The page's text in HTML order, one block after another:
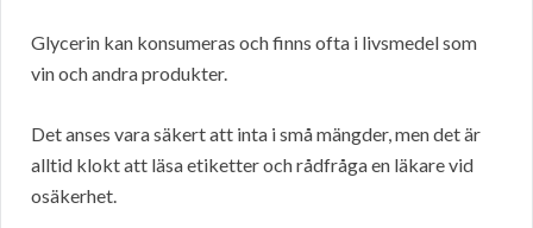
Glycerin kan konsumeras och finns ofta i livsmedel som
vin och andra produkter.
Det anses vara säkert att inta i små mängder, men det är
alltid klokt att läsa etiketter och rådfråga en läkare vid
osäkerhet.